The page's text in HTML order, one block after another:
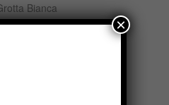
Bianca
×